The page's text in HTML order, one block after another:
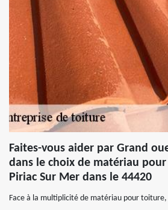
Faites-vous aider par Grand
dans le choix de matériau
Piriac Sur Mer dans le 44420
Face à la multiplicité de matériau pour